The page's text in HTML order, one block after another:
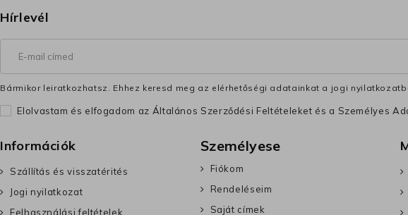
Hírlevél
Bármikor leiratkozhatsz. Ehhez keresd meg az elérhetőségi adatainkat a jogi
Elolvastam és elfogadom az Általános Szerződési Feltételeket és a Személyes
Információk
Szállítás és visszatérités
Jogi nyilatkozat
Felhasználási feltételek
Személyese
Fiókom
Rendeléseim
Saját címek